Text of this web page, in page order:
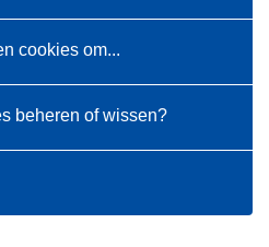
cookies om...
beheren of wissen?